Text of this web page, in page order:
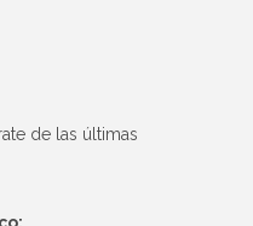
de las últimas